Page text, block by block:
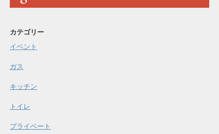
カテゴリー
イベント
ガス
キッチン
トイレ
プライベート